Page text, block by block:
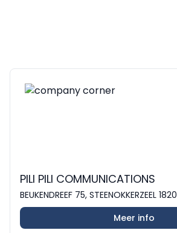
PILI PILI COMMUNICATIONS
BEUKENDREEF 75, STEENOKKERZEEL 1820
Meer info